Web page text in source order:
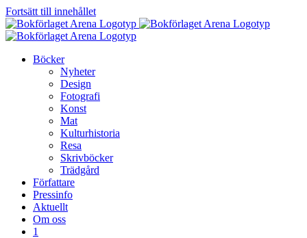
Fortsätt till innehållet
Böcker
Nyheter
Design
Fotografi
Konst
Mat
Kulturhistoria
Resa
Skrivböcker
Trädgård
Författare
Pressinfo
Aktuellt
Om oss
1